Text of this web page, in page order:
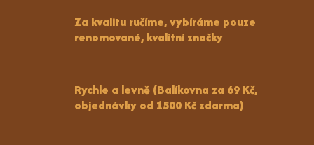
Za kvalitu ručíme, vybíráme pouze
renomované, kvalitní značky
Rychle a levně (Balíkovna za 69 Kč,
objednávky od 1500 Kč zdarma)